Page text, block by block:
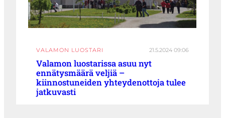
VALAMON LUOSTARI 21.5.2024 09:06
Valamon luostarissa asuu nyt
ennätysmäärä veljiä –
kiinnostuneiden yhteydenottoja tulee
jatkuvasti